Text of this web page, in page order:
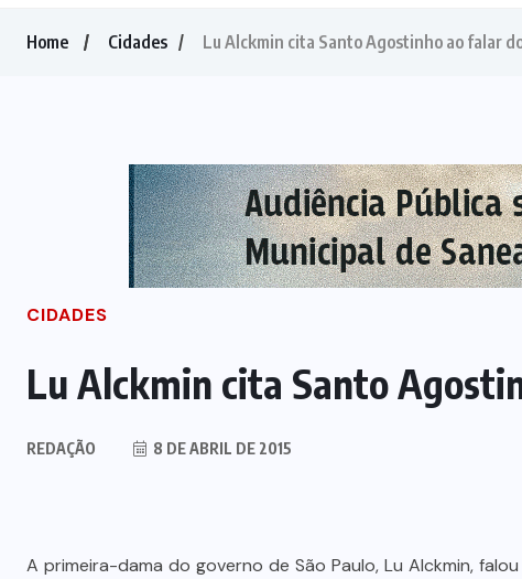
Home Cidades Lu Alckmin cita Santo Agostinho ao falar
CIDADES
Lu Alckmin cita Santo
REDAÇÃO 8 DE ABRIL DE 2015
A primeira-dama do governo de São Paulo, Lu Alckmin,